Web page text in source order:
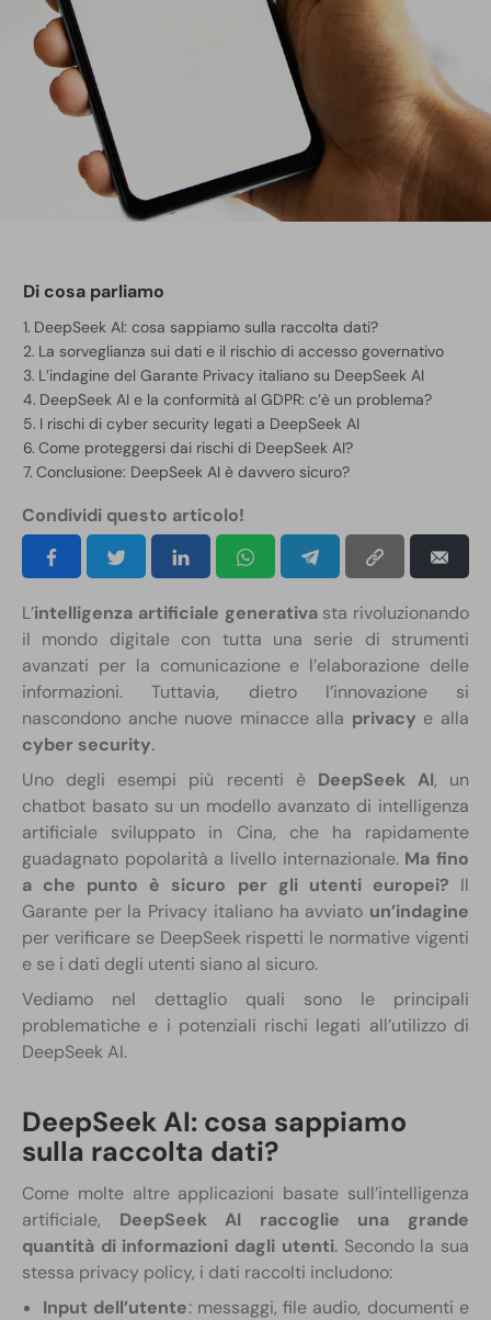
Di cosa parliamo
DeepSeek AI: cosa sappiamo sulla raccolta dati?
La sorveglianza sui dati e il rischio di accesso governativo
L’indagine del Garante Privacy italiano su DeepSeek AI
DeepSeek AI e la conformità al GDPR: c’è un problema?
I rischi di cyber security legati a DeepSeek AI
Come proteggersi dai rischi di DeepSeek AI?
Conclusione: DeepSeek AI è davvero sicuro?
Condividi questo articolo!
L’intelligenza artificiale generativasta rivoluzionando
il mondo digitale con tutta una serie di strumenti
avanzati per la comunicazione e l’elaborazione delle
informazioni. Tuttavia, dietro l’innovazione si
nascondono anche nuove minacce alla privacy e alla
cyber security.
Uno degli esempi più recenti è DeepSeek AI, un
chatbot basato su un modello avanzato di intelligenza
artificiale sviluppato in Cina, che ha rapidamente
guadagnato popolarità a livello internazionale. Ma fino
a che punto è sicuro per gli utenti europei? Il
Garante per la Privacy italiano ha avviato un’indagine
per verificare se DeepSeek rispetti le normative vigenti
e se i dati degli utenti siano al sicuro.
Vediamo nel dettaglio quali sono le principali
problematiche e i potenziali rischi legati all’utilizzo di
DeepSeek AI.
DeepSeek AI: cosa sappiamo
sulla raccolta dati?
Come molte altre applicazioni basate sull’intelligenza
artificiale, DeepSeek AI raccoglie una grande
quantità di informazioni dagli utenti. Secondo la sua
stessa privacy policy, i dati raccolti includono:
Input dell’utente: messaggi, file audio, documenti e